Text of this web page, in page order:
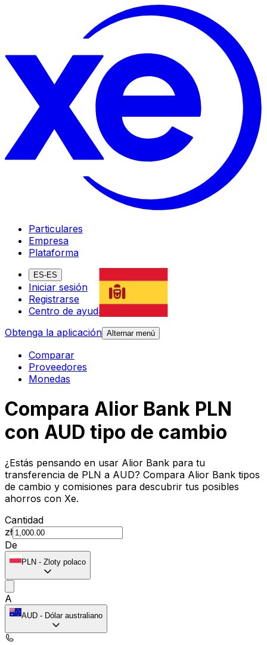
Particulares
Empresa
Plataforma
ES-ES
Iniciar sesión
Registrarse
Centro de ayuda
Obtenga la aplicación Alternar menú
Comparar
Proveedores
Monedas
Compara Alior Bank PLN
con AUD tipo de cambio
¿Estás pensando en usar Alior Bank para tu
transferencia de PLN a AUD? Compara Alior Bank tipos
de cambio y comisiones para descubrir tus posibles
ahorros con Xe.
Cantidad
zł
De
PLN - Zloty polaco
A
AUD - Dólar australiano